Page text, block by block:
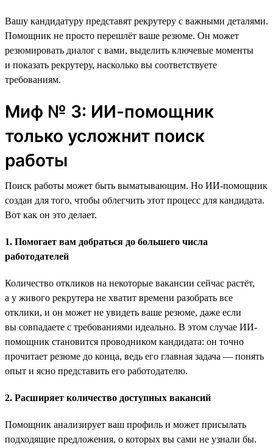
Вашу кандидатуру представят рекрутеру с важными деталями.
Помощник не просто перешлёт ваше резюме. Он может
резюмировать диалог с вами, выделить ключевые моменты
и показать рекрутеру, насколько вы соответствуете
требованиям.
Миф № 3: ИИ-помощник
только усложнит поиск
работы
Поиск работы может быть выматывающим. Но ИИ-помощник
создан для того, чтобы облегчить этот процесс для кандидата.
Вот как он это делает.
1. Помогает вам добраться до большего числа
работодателей
Количество откликов на некоторые вакансии сейчас растёт,
а у живого рекрутера не хватит времени разобрать все
отклики, и он может не увидеть ваше резюме, даже если
вы совпадаете с требованиями идеально. В этом случае ИИ-
помощник становится проводником кандидата: он точно
прочитает резюме до конца, ведь его главная задача — понять
опыт и ясно представить его работодателю.
2. Расширяет количество доступных вакансий
Помощник анализирует ваш профиль и может присылать
подходящие предложения, о которых вы сами не узнали бы.